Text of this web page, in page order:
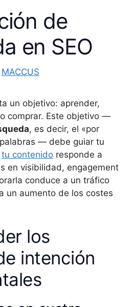
de
en SEO
MACCUS
un objetivo: aprender,
comprar. Este objetivo —
, es decir, el «por
— debe guiar tu
tu contenido responde a
en visibilidad, engagement
conduce a un tráfico
un aumento de los costes
los
intención